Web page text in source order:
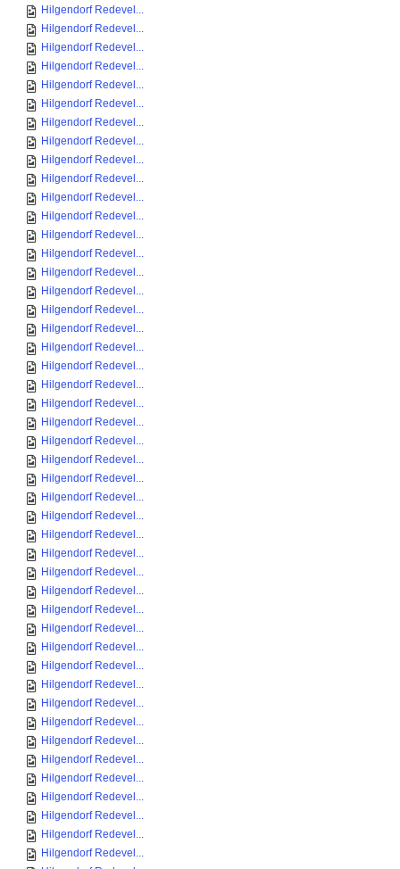
Hilgendorf Redevel...
Hilgendorf Redevel...
Hilgendorf Redevel...
Hilgendorf Redevel...
Hilgendorf Redevel...
Hilgendorf Redevel...
Hilgendorf Redevel...
Hilgendorf Redevel...
Hilgendorf Redevel...
Hilgendorf Redevel...
Hilgendorf Redevel...
Hilgendorf Redevel...
Hilgendorf Redevel...
Hilgendorf Redevel...
Hilgendorf Redevel...
Hilgendorf Redevel...
Hilgendorf Redevel...
Hilgendorf Redevel...
Hilgendorf Redevel...
Hilgendorf Redevel...
Hilgendorf Redevel...
Hilgendorf Redevel...
Hilgendorf Redevel...
Hilgendorf Redevel...
Hilgendorf Redevel...
Hilgendorf Redevel...
Hilgendorf Redevel...
Hilgendorf Redevel...
Hilgendorf Redevel...
Hilgendorf Redevel...
Hilgendorf Redevel...
Hilgendorf Redevel...
Hilgendorf Redevel...
Hilgendorf Redevel...
Hilgendorf Redevel...
Hilgendorf Redevel...
Hilgendorf Redevel...
Hilgendorf Redevel...
Hilgendorf Redevel...
Hilgendorf Redevel...
Hilgendorf Redevel...
Hilgendorf Redevel...
Hilgendorf Redevel...
Hilgendorf Redevel...
Hilgendorf Redevel...
Hilgendorf Redevel...